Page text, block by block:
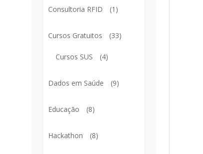
Consultoria RFID (1)
Cursos Gratuitos (33)
Cursos SUS (4)
Dados em Saúde (9)
Educação (8)
Hackathon (8)